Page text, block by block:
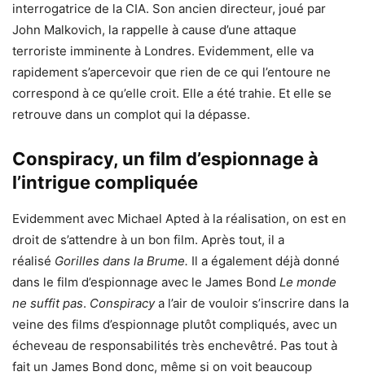
interrogatrice de la CIA. Son ancien directeur, joué par
John Malkovich, la rappelle à cause d’une attaque
terroriste imminente à Londres. Evidemment, elle va
rapidement s’apercevoir que rien de ce qui l’entoure ne
correspond à ce qu’elle croit. Elle a été trahie. Et elle se
retrouve dans un complot qui la dépasse.
Conspiracy, un film d’espionnage à
l’intrigue compliquée
Evidemment avec Michael Apted à la réalisation, on est en
droit de s’attendre à un bon film. Après tout, il a
réalisé Gorilles dans la Brume. Il a également déjà donné
dans le film d’espionnage avec le James Bond Le monde
ne suffit pas. Conspiracya l’air de vouloir s’inscrire dans la
veine des films d’espionnage plutôt compliqués, avec un
écheveau de responsabilités très enchevêtré. Pas tout à
fait un James Bond donc, même si on voit beaucoup